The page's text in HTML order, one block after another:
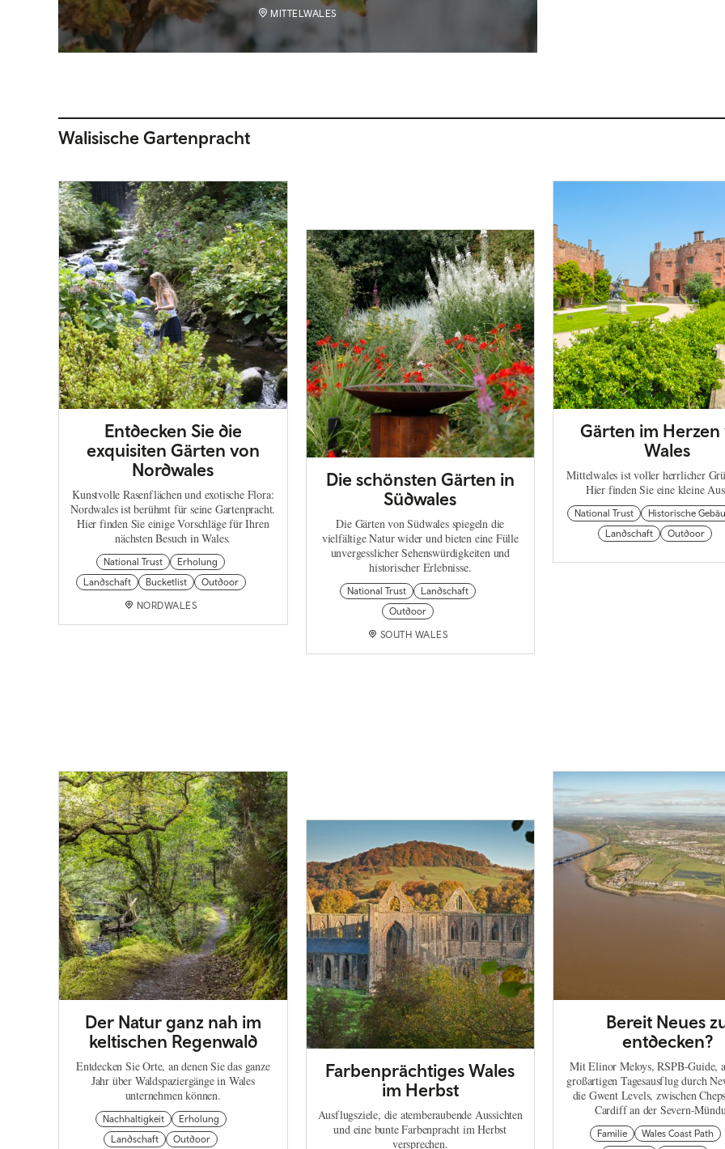
MITTELWALES
Walisische Gartenpracht
Entdecken Sie die
exquisiten Gärten von
Nordwales
Kunstvolle Rasenflächen und exotische Flora:
Nordwales ist berühmt für seine Gartenpracht.
Hier finden Sie einige Vorschläge für Ihren
nächsten Besuch in Wales.
National Trust
Erholung
Landschaft
Bucketlist Outdoor
NORDWALES
Die schönsten Gärten in
Südwales
Die Gärten von Südwales spiegeln die
vielfältige Natur wider und bieten eine Fülle
unvergesslicher Sehenswürdigkeiten und
historischer Erlebnisse.
National Trust
Landschaft
Outdoor
SOUTH WALES
Gärten im Herzen
Wales
Mittelwales ist voller herrlicher
Hier finden Sie eine kleine
National Trust
Historische
Landschaft
Outdoor
Der Natur ganz nah im
keltischen Regenwald
Entdecken Sie Orte, an denen Sie das ganze
Jahr über Waldspaziergänge in Wales
unternehmen können.
Nachhaltigkeit
Erholung
Landschaft
Outdoor
Farbenprächtiges Wales
im Herbst
Ausflugsziele, die atemberaubende Aussichten
und eine bunte Farbenpracht im Herbst
versprechen.
Bereit Neues
entdecken?
Mit Elinor Meloys, RSPB-Guide,
großartigen Tagesausflug durch
die Gwent Levels, zwischen
Cardiff an der Severn-
Familie
Wales Coast Path